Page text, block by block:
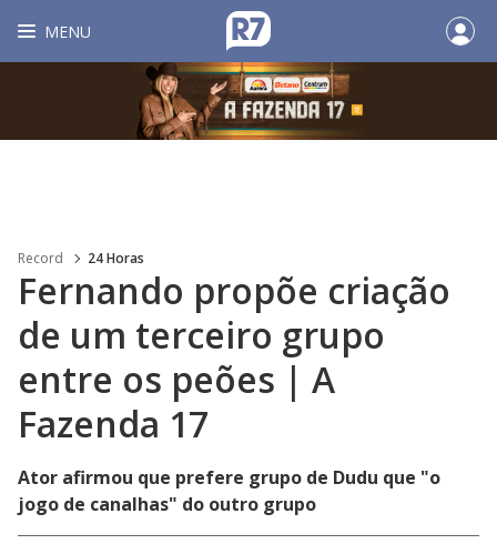
MENU
Record 24 Horas
Fernando propõe criação
de um terceiro grupo
entre os peões | A
Fazenda 17
Ator afirmou que prefere grupo de Dudu que "o
jogo de canalhas" do outro grupo